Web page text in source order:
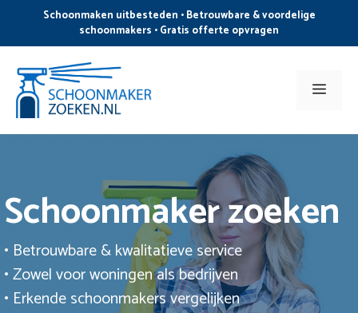
de
inhoud
Schoonmaken uitbesteden • Betrouwbare & voordelige
schoonmakers • Gratis offerte opvragen
Menu
Schoonmaker zoeken
• Betrouwbare & kwalitatieve service
• Zowel voor woningen als bedrijven
• Erkende schoonmakers vergelijken